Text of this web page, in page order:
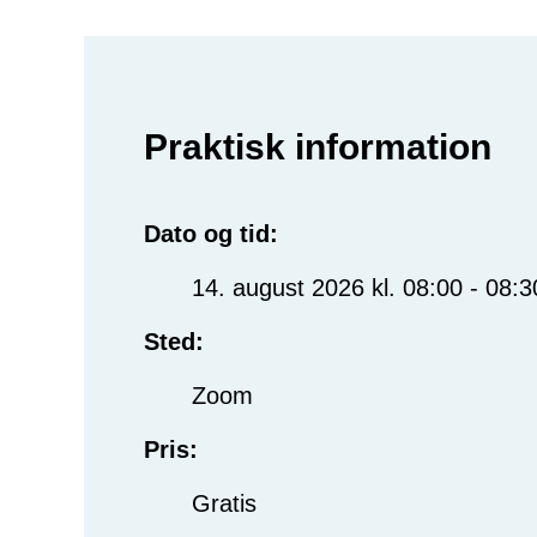
Praktisk information
Dato og tid:
14. august 2026 kl. 08:00 -
Sted:
Zoom
Pris:
Gratis